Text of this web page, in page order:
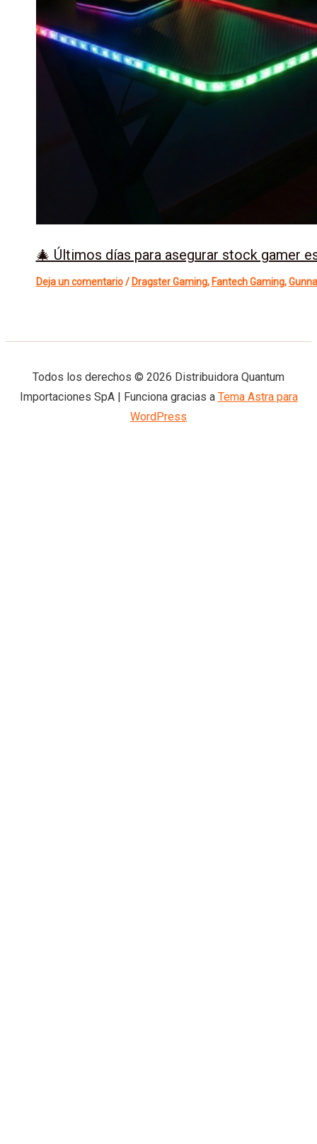
🎄 Últimos días para asegurar stock gamer
Deja un comentario / Dragster Gaming, Fantech Gaming,
Todos los derechos © 2026 Distribuidora Quantum
Importaciones SpA | Funciona gracias a Tema Astra para
WordPress